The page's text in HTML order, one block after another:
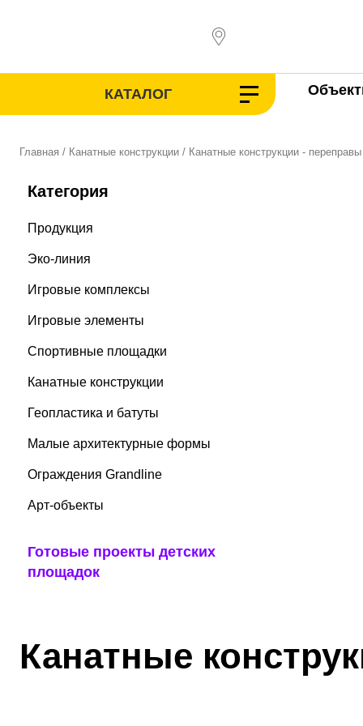
КАТАЛОГ
Главная / Канатные конструкции / Канатные конструкции - переправы
Категория
Продукция
Эко-линия
Игровые комплексы
Игровые элементы
Спортивные площадки
Канатные конструкции
Геопластика и батуты
Малые архитектурные формы
Ограждения Grandline
Арт-объекты
Готовые проекты детских
площадок
Канатные